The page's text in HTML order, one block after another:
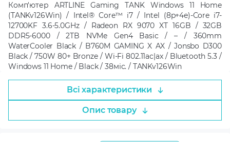
Комп'ютер ARTLINE Gaming TANK Windows 11 Home
(TANKv126Win) / Intel® Core™ i7 / Intel (8p+4e)-Core i7-
12700KF 3.6-5.0GHz / Radeon RX 9070 XT 16GB / 32GB
DDR5-6000 / 2TB NVMe Gen4 Basic / – / 360mm
WaterCooler Black / B760M GAMING X AX / Jonsbo D300
Black / 750W 80+ Bronze / Wi-Fi 802.11ac|ax / Bluetooth 5.3 /
Windows 11 Home / Black / 38міс. / TANKv126Win
Всі характеристики
Опис товару